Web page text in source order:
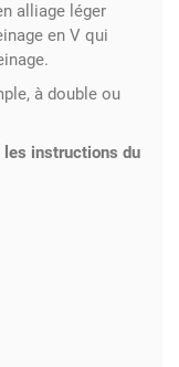
alliage léger
en V qui
à double ou
instructions du